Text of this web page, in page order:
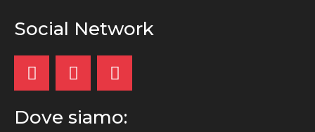
Social Network
Dove siamo: